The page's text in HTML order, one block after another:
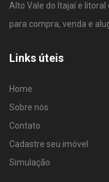
Alto Vale do Itajaí e
para compra, venda e
Links úteis
Home
Sobre nós
Contato
Cadastre seu imóvel
Simulação